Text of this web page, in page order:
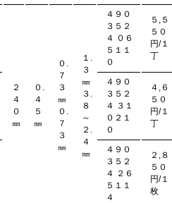
２
４
０
㎜
０.
４
５
㎜
０.
７
３
㎜
０.
７
３
㎜
１.
３
㎜
３.
８
～
２.
４
㎜
４９０
３５２
４ ０６
５１１
０
５,５
５０
円/１
丁
４９０
３５２
４ ３１
０２１
０
４,６
５０
円/１
丁
４９０
３５２
４ ２６
５１１
４
２,８
５０
円/１
枚